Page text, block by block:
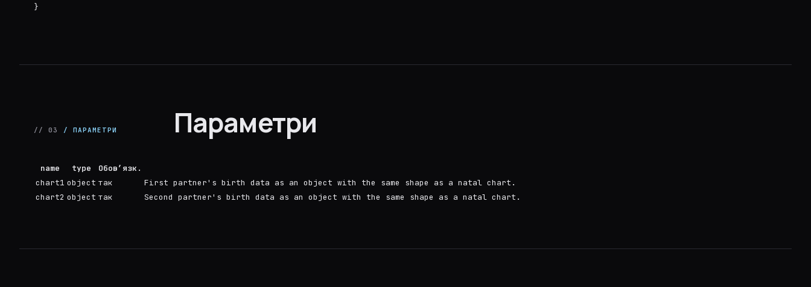
}
// 03 / ПАРАМЕТРИ Параметри
name type
Обов’язк.
chart1 object так
First partner's birth data as an object with the same shape as a natal chart.
chart2 object так Second partner's birth data as an object with the same shape as a natal chart.